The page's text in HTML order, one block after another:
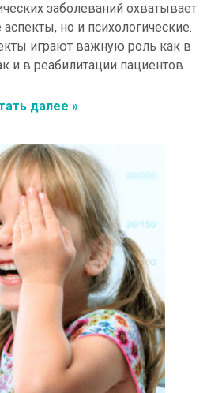
заболеваний охватывает
но и психологические.
играют важную роль как в
и в реабилитации пациентов
далее »